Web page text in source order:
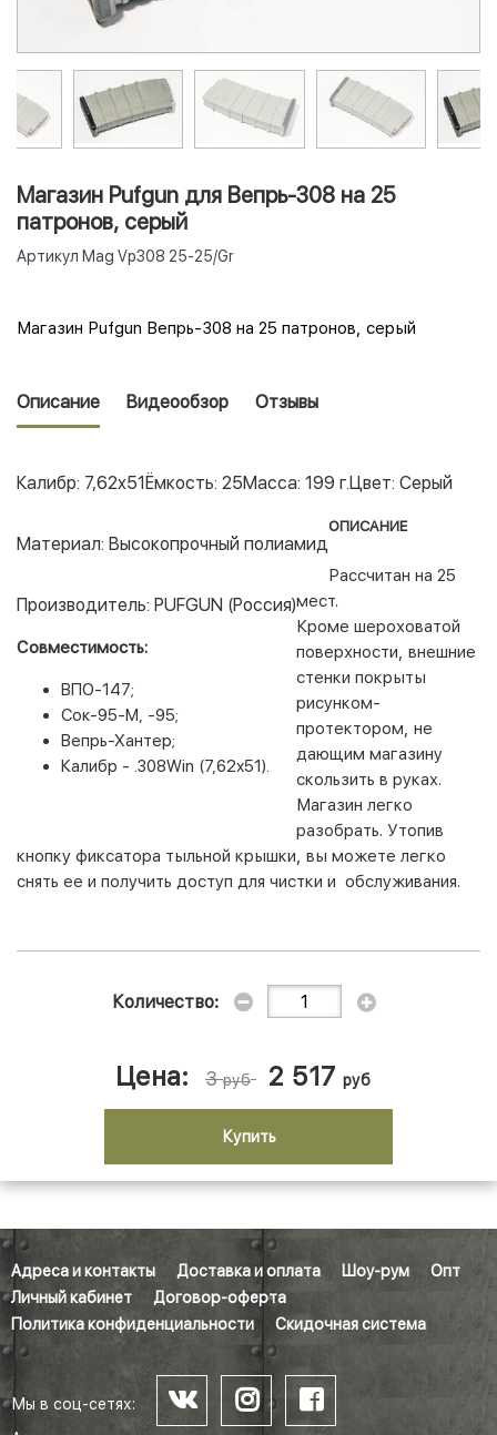
Магазин Pufgun для Вепрь-308 на 25
патронов, серый
Артикул Mag Vp308 25-25/Gr
Магазин Pufgun Вепрь-308 на 25 патронов, серый
Описание Видеообзор Отзывы
Калибр: 7,62x51Ёмкость: 25Масса: 199 г.Цвет: Серый
Материал: Высокопрочный полиамид
Производитель: PUFGUN (Россия)
Совместимость:
ВПО-147;
Сок-95-М, -95;
Вепрь-Хантер;
Калибр - .308Win (7,62х51).
ОПИСАНИЕ
Рассчитан на 25
мест.
Кроме шероховатой
поверхности, внешние
стенки покрыты
рисунком-
протектором, не
дающим магазину
скользить в руках.
Магазин легко
разобрать. Утопив
кнопку фиксатора тыльной крышки, вы можете легко
снять ее и получить доступ для чистки и обслуживания.
Количество:
Цена: 3руб 2 517 руб
Купить
Адреса и контакты Доставка и оплата Шоу-рум
Опт
Личный кабинет
Договор-оферта
Политика конфиденциальности
Скидочная система
Мы в соц-сетях: